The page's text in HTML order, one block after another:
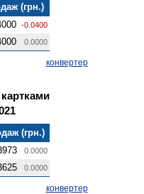
(грн.)
-0.0400
0.0000
конвертер
картками
(грн.)
0.0000
0.0000
конвертер